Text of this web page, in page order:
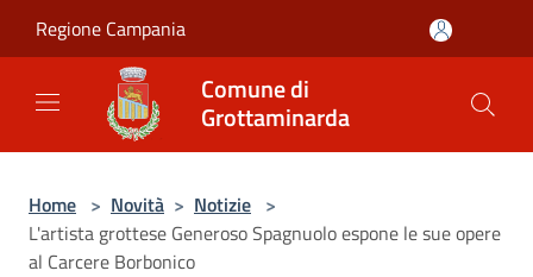
Regione Campania
Comune di
Grottaminarda
Home > Novità > Notizie >
L'artista grottese Generoso Spagnuolo espone le sue opere
al Carcere Borbonico